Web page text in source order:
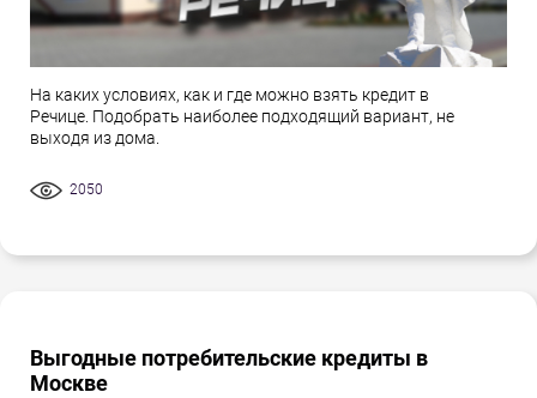
На каких условиях, как и где можно взять кредит в
Речице. Подобрать наиболее подходящий вариант, не
выходя из дома.
2050
Выгодные потребительские кредиты в
Москве